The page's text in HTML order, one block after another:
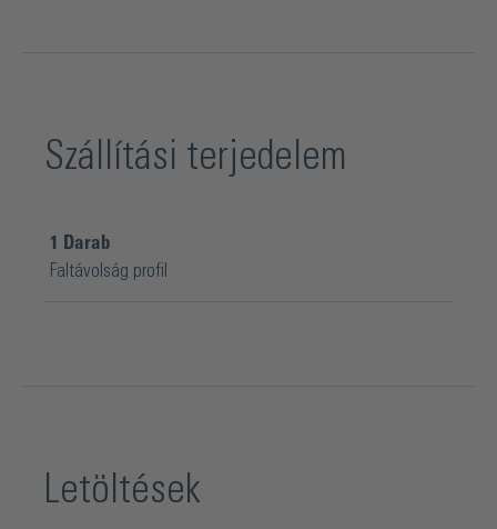
Szállítási terjedelem
1
Darab
Faltávolság profil
Letöltések